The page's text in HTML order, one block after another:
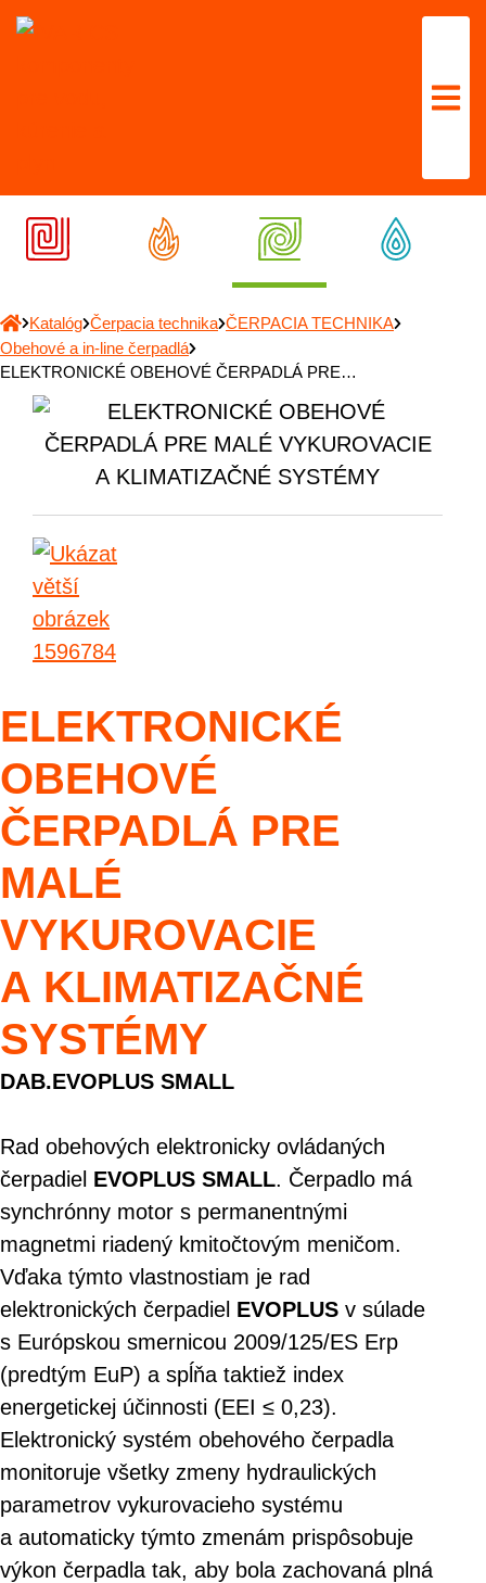
Katalóg Čerpacia technika ČERPACIA TECHNIKA
Obehové a in-line čerpadlá
ELEKTRONICKÉ OBEHOVÉ ČERPADLÁ PRE…
ELEKTRONICKÉ
OBEHOVÉ
ČERPADLÁ PRE
MALÉ
VYKUROVACIE
A KLIMATIZAČNÉ
SYSTÉMY
DAB.EVOPLUS SMALL
Rad obehových elektronicky ovládaných
čerpadiel EVOPLUS SMALL. Čerpadlo má
synchrónny motor s permanentnými
magnetmi riadený kmitočtovým meničom.
Vďaka týmto vlastnostiam je rad
elektronických čerpadiel EVOPLUS v súlade
s Európskou smernicou 2009/125/ES Erp
(predtým EuP) a spĺňa taktiež index
energetickej účinnosti (EEI ≤ 0,23).
Elektronický systém obehového čerpadla
monitoruje všetky zmeny hydraulických
parametrov vykurovacieho systému
a automaticky týmto zmenám prispôsobuje
výkon čerpadla tak, aby bola zachovaná plná